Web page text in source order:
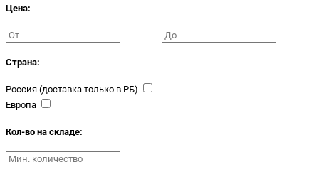
Цена:
Страна:
Россия (доставка только в РБ)
Европа
Кол-во на складе: